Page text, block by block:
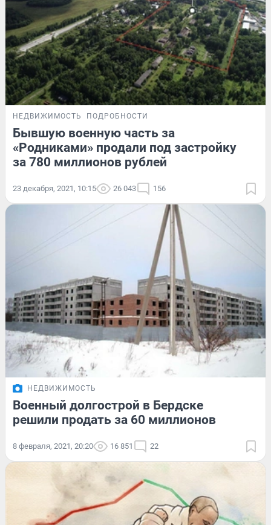
НЕДВИЖИМОСТЬ ПОДРОБНОСТИ
Бывшую военную часть за
«Родниками» продали под застройку
за 780 миллионов рублей
23 декабря, 2021, 10:15 26 043 156
НЕДВИЖИМОСТЬ
Военный долгострой в Бердске
решили продать за 60 миллионов
8 февраля, 2021, 20:20 16 851 22